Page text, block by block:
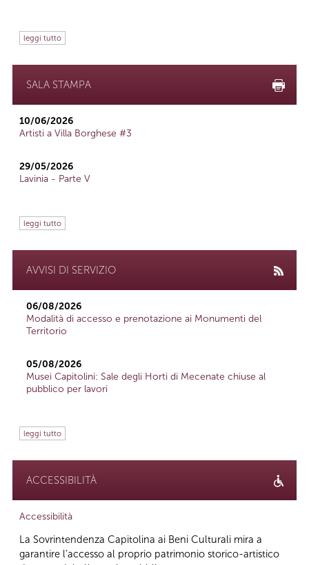
leggi tutto
SALA STAMPA
10/06/2026
Artisti a Villa Borghese #3
29/05/2026
Lavinia - Parte V
leggi tutto
AVVISI DI SERVIZIO
06/08/2026
Modalità di accesso e prenotazione ai Monumenti del
Territorio
05/08/2026
Musei Capitolini: Sale degli Horti di Mecenate chiuse al
pubblico per lavori
leggi tutto
ACCESSIBILITÀ
Accessibilità
La Sovrintendenza Capitolina ai Beni Culturali mira a
garantire l’accesso al proprio patrimonio storico-artistico